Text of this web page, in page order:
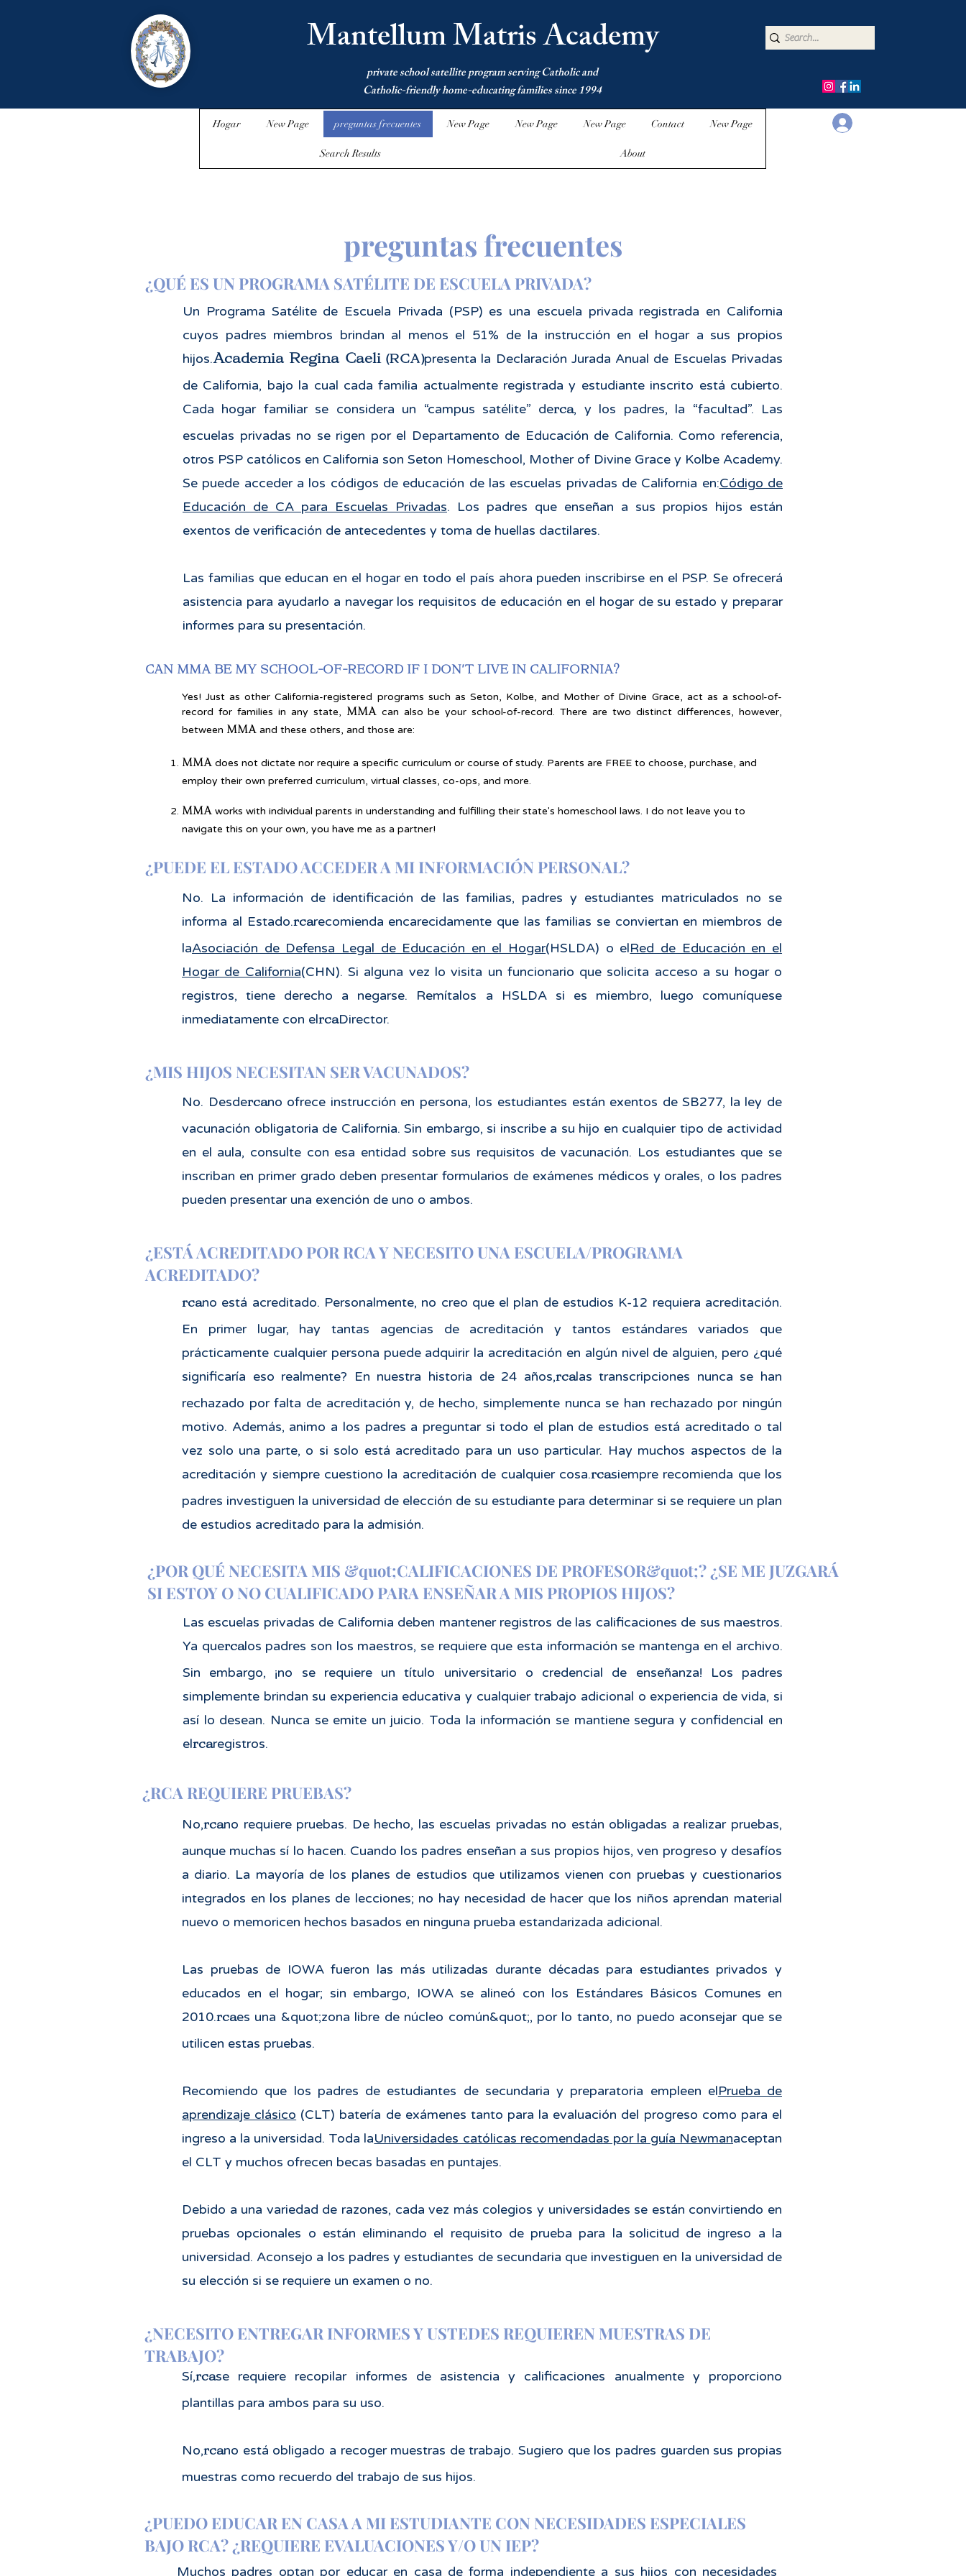
Mantellum Matris Academy
private school satellite program serving Catholic and
Catholic-friendly home-educating families since 1994
Hogar New Page preguntas frecuentes New Page New Page New Page Contact New Page
Search Results About
preguntas frecuentes
¿QUÉ ES UN PROGRAMA SATÉLITE DE ESCUELA PRIVADA?
Un Programa Satélite de Escuela Privada (PSP) es una escuela privada registrada en California
cuyos padres miembros brindan al menos el 51% de la instrucción en el hogar a sus propios
hijos.Academia Regina Caeli(RCA)presenta la Declaración Jurada Anual de Escuelas Privadas
de California, bajo la cual cada familia actualmente registrada y estudiante inscrito está cubierto.
Cada hogar familiar se considera un “campus satélite” derca, y los padres, la “facultad”. Las
escuelas privadas no se rigen por el Departamento de Educación de California. Como referencia,
otros PSP católicos en California son Seton Homeschool, Mother of Divine Grace y Kolbe Academy.
Se puede acceder a los códigos de educación de las escuelas privadas de California en:Código de
Educación de CA para Escuelas Privadas. Los padres que enseñan a sus propios hijos están
exentos de verificación de antecedentes y toma de huellas dactilares.
Las familias que educan en el hogar en todo el país ahora pueden inscribirse en el PSP. Se ofrecerá
asistencia para ayudarlo a navegar los requisitos de educación en el hogar de su estado y preparar
informes para su presentación.
CAN MMA BE MY SCHOOL-OF-RECORD IF I DON'T LIVE IN CALIFORNIA?
Yes! Just as other California-registered programs such as Seton, Kolbe, and Mother of Divine Grace, act as a school-of-
record for families in any state, MMAcan also be your school-of-record. There are two distinct differences, however,
between MMA and these others, and those are:
MMA does not dictate nor require a specific curriculum or course of study. Parents are FREE to choose, purchase, and
employ their own preferred curriculum, virtual classes, co-ops, and more.
MMA works with individual parents in understanding and fulfilling their state's homeschool laws. I do not leave you to
navigate this on your own, you have me as a partner!
¿PUEDE EL ESTADO ACCEDER A MI INFORMACIÓN PERSONAL?
No. La información de identificación de las familias, padres y estudiantes matriculados no se
informa al Estado.rcarecomienda encarecidamente que las familias se conviertan en miembros de
laAsociación de Defensa Legal de Educación en el Hogar(HSLDA) o elRed de Educación en el
Hogar de California(CHN). Si alguna vez lo visita un funcionario que solicita acceso a su hogar o
registros, tiene derecho a negarse. Remítalos a HSLDA si es miembro, luego comuníquese
inmediatamente con elrcaDirector.
¿MIS HIJOS NECESITAN SER VACUNADOS?
No. Desdercano ofrece instrucción en persona, los estudiantes están exentos de SB277, la ley de
vacunación obligatoria de California. Sin embargo, si inscribe a su hijo en cualquier tipo de actividad
en el aula, consulte con esa entidad sobre sus requisitos de vacunación. Los estudiantes que se
inscriban en primer grado deben presentar formularios de exámenes médicos y orales, o los padres
pueden presentar una exención de uno o ambos.
¿ESTÁ ACREDITADO POR RCA Y NECESITO UNA ESCUELA/PROGRAMA
ACREDITADO?
rcano está acreditado. Personalmente, no creo que el plan de estudios K-12 requiera acreditación.
En primer lugar, hay tantas agencias de acreditación y tantos estándares variados que
prácticamente cualquier persona puede adquirir la acreditación en algún nivel de alguien, pero ¿qué
significaría eso realmente? En nuestra historia de 24 años,rcalas transcripciones nunca se han
rechazado por falta de acreditación y, de hecho, simplemente nunca se han rechazado por ningún
motivo. Además, animo a los padres a preguntar si todo el plan de estudios está acreditado o tal
vez solo una parte, o si solo está acreditado para un uso particular. Hay muchos aspectos de la
acreditación y siempre cuestiono la acreditación de cualquier cosa.rcasiempre recomienda que los
padres investiguen la universidad de elección de su estudiante para determinar si se requiere un plan
de estudios acreditado para la admisión.
¿POR QUÉ NECESITA MIS &quot;CALIFICACIONES DE PROFESOR&quot;? ¿SE ME JUZGARÁ
SI ESTOY O NO CUALIFICADO PARA ENSEÑAR A MIS PROPIOS HIJOS?
Las escuelas privadas de California deben mantener registros de las calificaciones de sus maestros.
Ya quercalos padres son los maestros, se requiere que esta información se mantenga en el archivo.
Sin embargo, ¡no se requiere un título universitario o credencial de enseñanza! Los padres
simplemente brindan su experiencia educativa y cualquier trabajo adicional o experiencia de vida, si
así lo desean. Nunca se emite un juicio. Toda la información se mantiene segura y confidencial en
elrcaregistros.
¿RCA REQUIERE PRUEBAS?
No,rcano requiere pruebas. De hecho, las escuelas privadas no están obligadas a realizar pruebas,
aunque muchas sí lo hacen. Cuando los padres enseñan a sus propios hijos, ven progreso y desafíos
a diario. La mayoría de los planes de estudios que utilizamos vienen con pruebas y cuestionarios
integrados en los planes de lecciones; no hay necesidad de hacer que los niños aprendan material
nuevo o memoricen hechos basados en ninguna prueba estandarizada adicional.
Las pruebas de IOWA fueron las más utilizadas durante décadas para estudiantes privados y
educados en el hogar; sin embargo, IOWA se alineó con los Estándares Básicos Comunes en
2010.rcaes una &quot;zona libre de núcleo común&quot;, por lo tanto, no puedo aconsejar que se
utilicen estas pruebas.
Recomiendo que los padres de estudiantes de secundaria y preparatoria empleen elPrueba de
aprendizaje clásico (CLT) batería de exámenes tanto para la evaluación del progreso como para el
ingreso a la universidad. Toda laUniversidades católicas recomendadas por la guía Newmanaceptan
el CLT y muchos ofrecen becas basadas en puntajes.
Debido a una variedad de razones, cada vez más colegios y universidades se están convirtiendo en
pruebas opcionales o están eliminando el requisito de prueba para la solicitud de ingreso a la
universidad. Aconsejo a los padres y estudiantes de secundaria que investiguen en la universidad de
su elección si se requiere un examen o no.
¿NECESITO ENTREGAR INFORMES Y USTEDES REQUIEREN MUESTRAS DE
TRABAJO?
Sí,rcase requiere recopilar informes de asistencia y calificaciones anualmente y proporciono
plantillas para ambos para su uso.
No,rcano está obligado a recoger muestras de trabajo. Sugiero que los padres guarden sus propias
muestras como recuerdo del trabajo de sus hijos.
¿PUEDO EDUCAR EN CASA A MI ESTUDIANTE CON NECESIDADES ESPECIALES
BAJO RCA? ¿REQUIERE EVALUACIONES Y/O UN IEP?
Muchos padres optan por educar en casa de forma independiente a sus hijos con necesidades